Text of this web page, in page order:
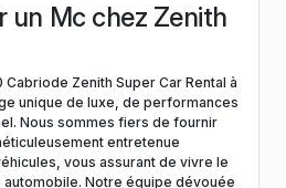
un Mc chez Zenith
Zenith Super Car Rental à
unique de luxe, de performances
Nous sommes fiers de fournir
entretenue
vous assurant de vivre le
Notre équipe dévouée